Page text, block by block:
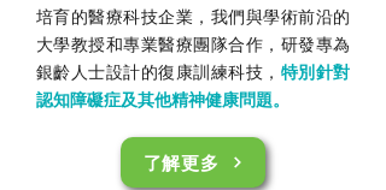
培育的醫療科技企業，我們與學術前沿的
大學教授和專業醫療團隊合作，研發專為
銀齡人士設計的復康訓練科技， 特別針對
認知障礙症及其他精神健康問題。
了解更多